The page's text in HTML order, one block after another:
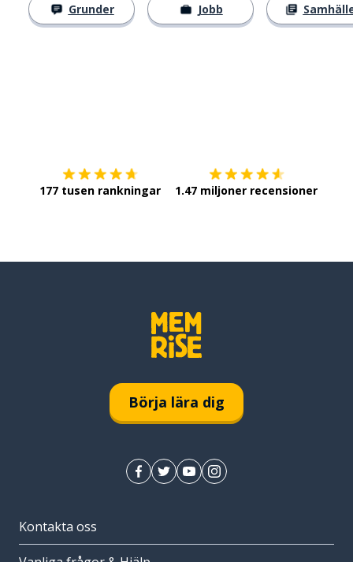
Grunder Jobb
177 tusen rankningar 1.47 miljoner recensioner
Börja lära dig
Kontakta oss